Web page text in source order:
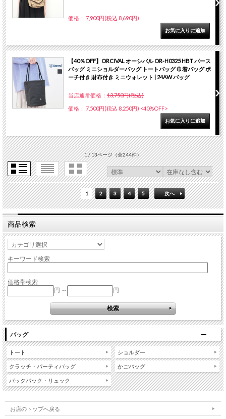
価格： 7,900円(税込 8,690円)
【40％OFF】ORCIVAL オーシバル OR-H0325 HBT パース
バッグ ミニショルダーバッグ トートバッグ 巾着バッグ ポ
ーチ付き 財布付き ミニウォレット | 24AW バッグ
当店通常価格： 13,750円(税込)
価格： 7,500円(税込 8,250円) <40%OFF>
1 / 13ページ（全244件）
1 2 3 4 5 次へ
商品検索
キーワード検索
価格帯検索
円 ～
円
バッグ
トート
クラッチ・パーティバッグ
バックパック・リュック
ショルダー
かごバッグ
お店のトップへ戻る